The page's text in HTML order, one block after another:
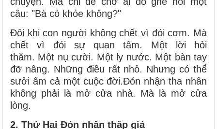
câu: "Bà có khỏe không?"
Đôi khi con người không chết vì đói cơm. Mà
chết vì đói sự quan tâm. Một lời hỏi
thăm. Một nụ cười. Một ly nước. Một bàn tay
đỡ nâng. Những điều rất nhỏ. Nhưng có thể
sưởi ấm cả một cuộc đời.Đón nhận tha nhân
không phải là mở cửa nhà. Mà là mở cửa
lòng.
2. Thứ Hai Đón nhận thập giá